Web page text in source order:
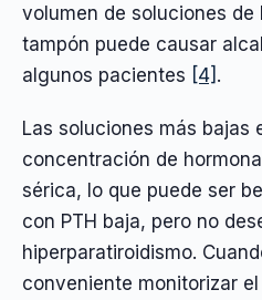
volumen de soluciones de
tampón puede causar
algunos pacientes [4] .
Las soluciones más bajas
concentración de
sérica, lo que puede ser
con PTH baja, pero no
hiperparatiroidismo.
conveniente monitorizar